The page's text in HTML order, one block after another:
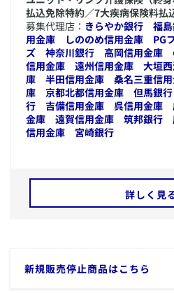
払込免除特約／7大疾病保険料払
募集代理店： きらやか銀行 福
用金庫
しののめ信用金庫
PG
ズ
神奈川銀行 高岡信用金庫
信用金庫
遠州信用金庫 大垣
庫
半田信用金庫 桑名三重信
庫
京都北都信用金庫 但馬銀行
行
吉備信用金庫 呉信用金庫
金庫
遠賀信用金庫 筑邦銀行
信用金庫
宮崎銀行
詳しく見
​新規販売停止商品はこちら